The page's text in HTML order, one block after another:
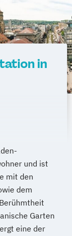
in
und ist
mit den
dem
Garten
eine der